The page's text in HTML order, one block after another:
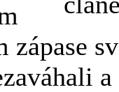
zápase